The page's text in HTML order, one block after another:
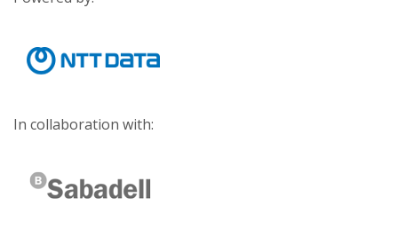
In collaboration with: